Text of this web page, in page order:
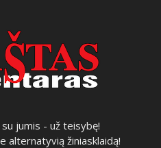
jumis - už teisybę!
alternatyvią žiniasklaidą!